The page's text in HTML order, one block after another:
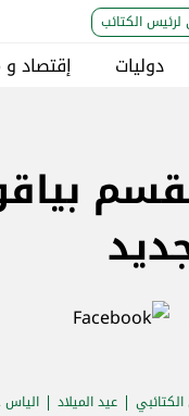
الكتائب
دوليات إقتصاد
عيد الميلاد